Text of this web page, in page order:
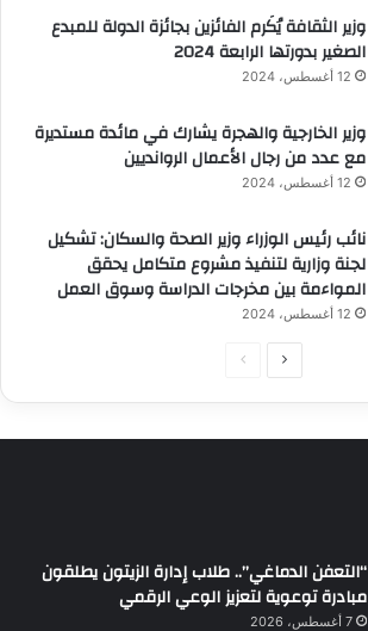
وزير الثقافة يُكَرم الفائزين بجائزة الدولة للمبدع
الصغير بدورتها الرابعة 2024
12 أغسطس، 2024
وزير الخارجية والهجرة يشارك في مائدة مستديرة
مع عدد من رجال الأعمال الروانديين
12 أغسطس، 2024
نائب رئيس الوزراء وزير الصحة والسكان: تشكيل
لجنة وزارية لتنفيذ مشروع متكامل يحقق
المواءمة بين مخرجات الدراسة وسوق العمل
12 أغسطس، 2024
الصفحةالصفحة
“التعفن الدماغي”.. طلاب إدارة الزيتون يطلقون
مبادرة توعوية لتعزيز الوعي الرقمي
7 أغسطس، 2026